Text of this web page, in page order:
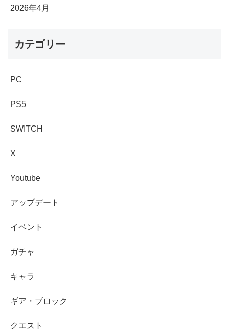
2026年4月
カテゴリー
PC
PS5
SWITCH
X
Youtube
アップデート
イベント
ガチャ
キャラ
ギア・ブロック
クエスト